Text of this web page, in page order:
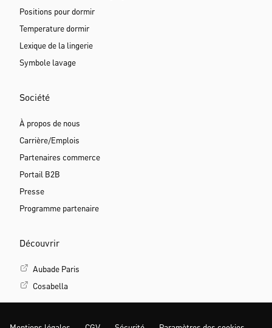
Positions pour dormir
Temperature dormir
Lexique de la lingerie
Symbole lavage
Société
À propos de nous
Carrière/Emplois
Partenaires commerce
Portail B2B
Presse
Programme partenaire
Découvrir
Aubade Paris
Cosabella